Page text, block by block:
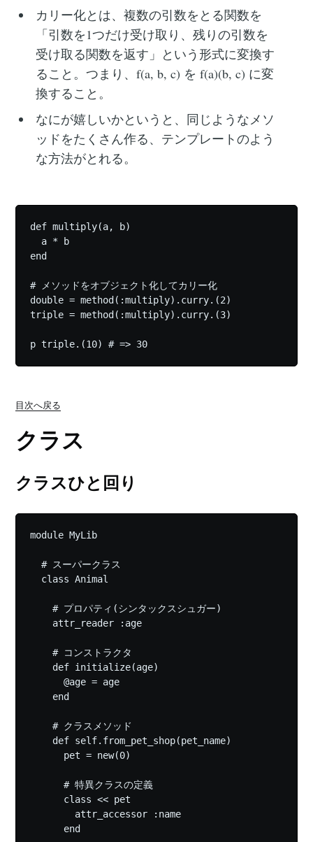
カリー化とは、複数の引数をとる関数を
「引数を1つだけ受け取り、残りの引数を
受け取る関数を返す」という形式に変換す
ること。つまり、f(a, b, c) を f(a)(b, c) に変
換すること。
なにが嬉しいかというと、同じようなメソ
ッドをたくさん作る、テンプレートのよう
な方法がとれる。
def multiply(a, b)
  a * b
end
# メソッドをオブジェクト化してカリー化
double = method(:multiply).curry.(2)
triple = method(:multiply).curry.(3)
目次へ戻る
クラス
クラスひと回り
module MyLib
  # スーパークラス
  class Animal
    # プロパティ(シンタックスシュガー)
    attr_reader :age
    # コンストラクタ
    def initialize(age)
      @age = age
    end
    # クラスメソッド
    def self.from_pet_shop(pet_name)
      pet = new(0)
      # 特異クラスの定義
      class << pet
        attr_accessor :name
      end